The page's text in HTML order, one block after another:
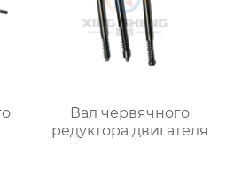
Вал червячного
редуктора двигателя